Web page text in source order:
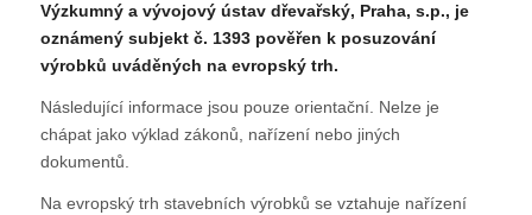
Výzkumný a vývojový ústav dřevařský, Praha, s.p., je
oznámený subjekt č. 1393 pověřen k posuzování
výrobků uváděných na evropský trh.
Následující informace jsou pouze orientační. Nelze je
chápat jako výklad zákonů, nařízení nebo jiných
dokumentů.
Na evropský trh stavebních výrobků se vztahuje nařízení